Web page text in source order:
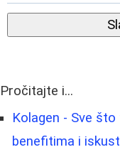
Pročitajte i...
Kolagen - Sve
benefitima i